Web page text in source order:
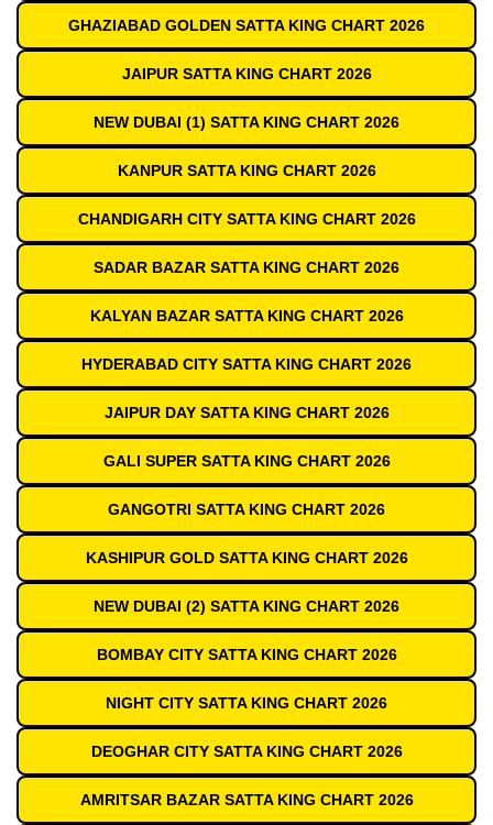
GHAZIABAD GOLDEN SATTA KING CHART 2026
JAIPUR SATTA KING CHART 2026
NEW DUBAI (1) SATTA KING CHART 2026
KANPUR SATTA KING CHART 2026
CHANDIGARH CITY SATTA KING CHART 2026
SADAR BAZAR SATTA KING CHART 2026
KALYAN BAZAR SATTA KING CHART 2026
HYDERABAD CITY SATTA KING CHART 2026
JAIPUR DAY SATTA KING CHART 2026
GALI SUPER SATTA KING CHART 2026
GANGOTRI SATTA KING CHART 2026
KASHIPUR GOLD SATTA KING CHART 2026
NEW DUBAI (2) SATTA KING CHART 2026
BOMBAY CITY SATTA KING CHART 2026
NIGHT CITY SATTA KING CHART 2026
DEOGHAR CITY SATTA KING CHART 2026
AMRITSAR BAZAR SATTA KING CHART 2026